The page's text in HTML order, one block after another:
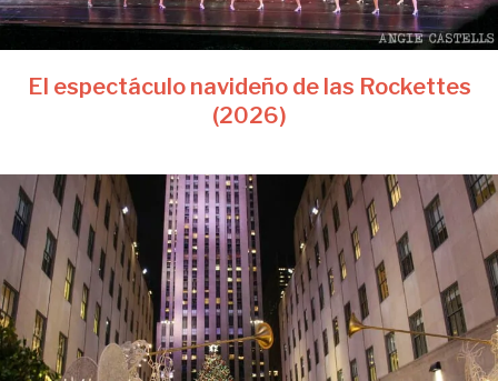
El espectáculo navideño de las Rockettes
(2026)